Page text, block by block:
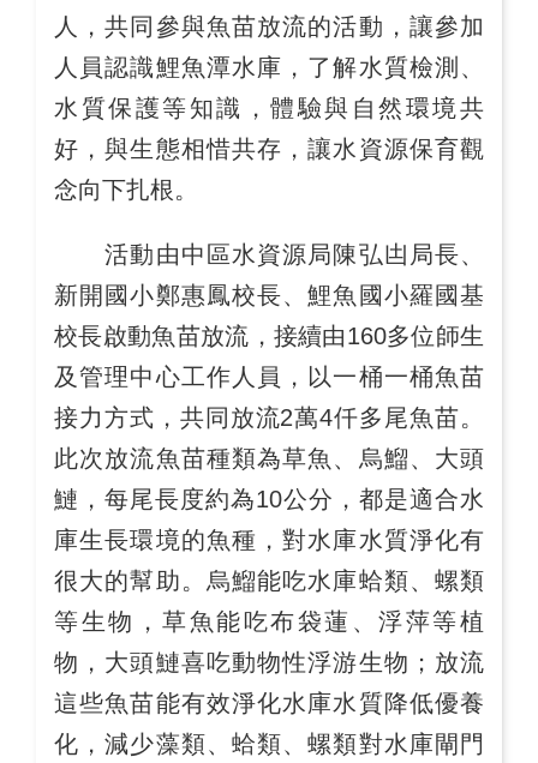
人，共同參與魚苗放流的活動，讓參加
人員認識鯉魚潭水庫，了解水質檢測、
水質保護等知識，體驗與自然環境共
好，與生態相惜共存，讓水資源保育觀
念向下扎根。
活動由中區水資源局陳弘凷局長、
新開國小鄭惠鳳校長、鯉魚國小羅國基
校長啟動魚苗放流，接續由160多位師生
及管理中心工作人員，以一桶一桶魚苗
接力方式，共同放流2萬4仟多尾魚苗。
此次放流魚苗種類為草魚、烏鰡、大頭
鰱，每尾長度約為10公分，都是適合水
庫生長環境的魚種，對水庫水質淨化有
很大的幫助。烏鰡能吃水庫蛤類、螺類
等生物，草魚能吃布袋蓮、浮萍等植
物，大頭鰱喜吃動物性浮游生物；放流
這些魚苗能有效淨化水庫水質降低優養
化，減少藻類、蛤類、螺類對水庫閘門